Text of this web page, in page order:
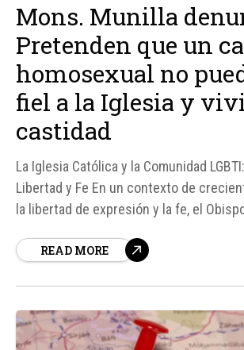
Mons. Munilla
Pretenden que un
homosexual no
fiel a la Iglesia y
castidad
La Iglesia Católica y la Comunidad
Libertad y Fe En un contexto de
la libertad de expresión y la fe, el
que considera una "persecución"
READ MORE